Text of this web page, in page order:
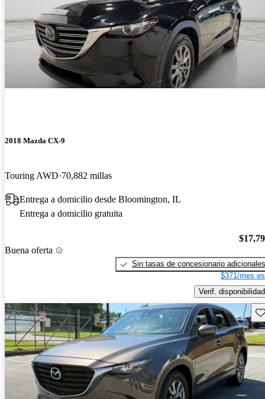
2018 Mazda CX-9
Touring AWD 70,882 millas
Entrega a domicilio desde Bloomington, IL
Entrega a domicilio gratuita
Buena oferta
Sin tasas de concesionario adicionales
$371/mes
Verif. disponibilidad